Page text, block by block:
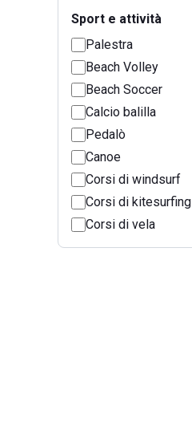
Sport e attività
Palestra
Beach Volley
Beach Soccer
Calcio balilla
Pedalò
Canoe
Corsi di windsurf
Corsi di kitesurfing
Corsi di vela